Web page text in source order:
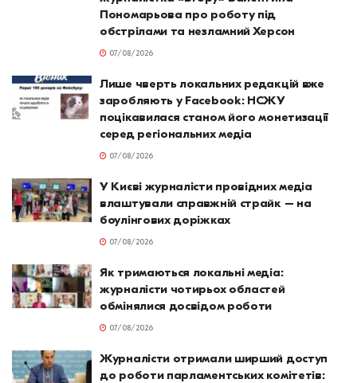
Пономарьова про роботу під
обстрілами та незламний Херсон
07/08/2026
Лише чверть локальних редакцій вже
заробляють у Facebook: НСЖУ
поцікавилася станом його монетизації
серед регіональних медіа
07/08/2026
У Києві журналісти провідних медіа
влаштували справжній страйк – на
боулінгових доріжках
07/08/2026
Як тримаються локальні медіа:
журналісти чотирьох областей
обмінялися досвідом роботи
07/08/2026
Журналісти отримали ширший доступ
до роботи парламентських комітетів: